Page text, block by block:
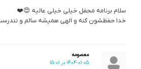
سلام برنامه محفل خیلی خیلی عالیه 😍❤️
خدا حفظشون کنه و الهی همیشه سالم و
معصومه
1404-01-05 در 15:01